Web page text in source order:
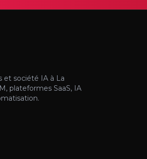
et société IA à La
plateformes SaaS, IA